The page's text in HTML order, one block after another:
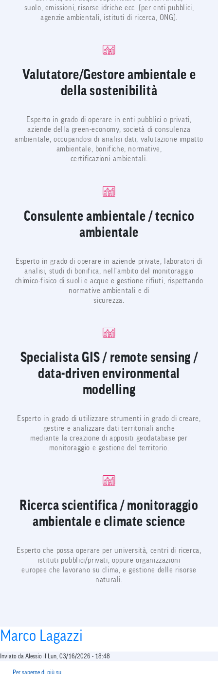
suolo, emissioni, risorse idriche ecc. (per enti pubblici,
agenzie ambientali, istituti di ricerca, ONG).
Valutatore/Gestore ambientale e
della sostenibilità
Esperto in grado di operare in enti pubblici o privati,
aziende della green-economy, società di consulenza
ambientale, occupandosi di analisi dati, valutazione impatto
ambientale, bonifiche, normative,
certificazioni ambientali.
Consulente ambientale / tecnico
ambientale
Esperto in grado di operare in aziende private, laboratori di
analisi, studi di bonifica, nell’ambito del monitoraggio
chimico-fisico di suoli e acque e gestione rifiuti, rispettando
normative ambientali e di
sicurezza.
Specialista GIS / remote sensing /
data-driven environmental
modelling
Esperto in grado di utilizzare strumenti in grado di creare,
gestire e analizzare dati territoriali anche
mediante la creazione di appositi geodatabase per
monitoraggio e gestione del territorio.
Ricerca scientifica / monitoraggio
ambientale e climate science
Esperto che possa operare per università, centri di ricerca,
istituti pubblici/privati, oppure organizzazioni
europee che lavorano su clima, e gestione delle risorse
naturali.
Marco Lagazzi
Inviato da Alessio il Lun, 03/16/2026 - 18:48
Per saperne di più su